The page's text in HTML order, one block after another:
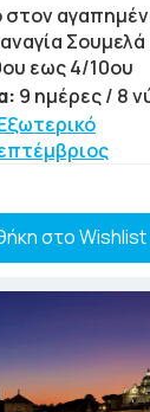
Σουμελά
εως 4/10ου
9 ημέρες / 8
στο Wishlist